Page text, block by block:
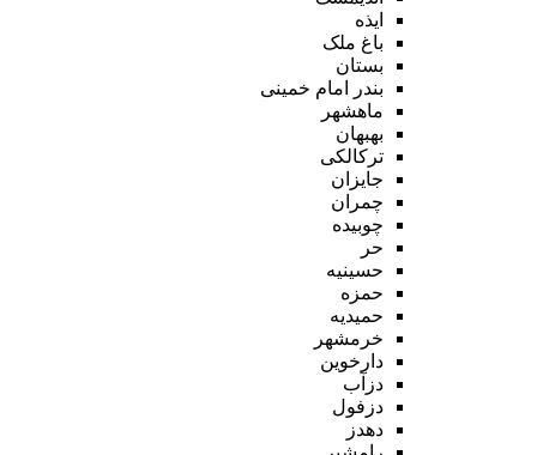
ایذه
باغ ملک
بستان
بندر امام خمینی
ماهشهر
بهبهان
ترکالکی
جایزان
چمران
چوبیده
حر
حسینیه
حمزه
حمیدیه
خرمشهر
دارخوین
دزآب
دزفول
دهدز